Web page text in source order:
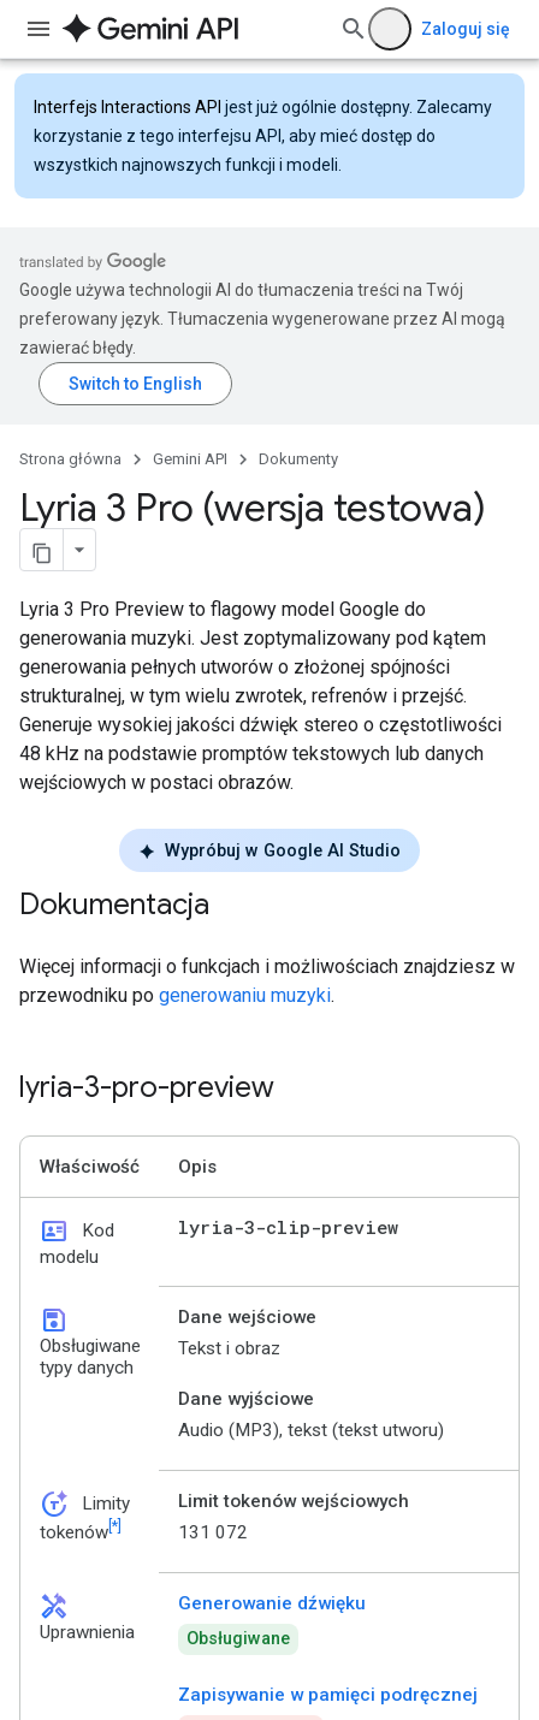
Zaloguj się
Interfejs Interactions API jest już ogólnie dostępny. Zalecamy
korzystanie z tego interfejsu API, aby mieć dostęp do
wszystkich najnowszych funkcji i modeli.
Google używa technologii AI do tłumaczenia treści na Twój
preferowany język. Tłumaczenia wygenerowane przez AI mogą
zawierać błędy.
Strona główna Gemini API Dokumenty
Lyria 3 Pro (wersja testowa)
Lyria 3 Pro Preview to flagowy model Google do
generowania muzyki. Jest zoptymalizowany pod kątem
generowania pełnych utworów o złożonej spójności
strukturalnej, w tym wielu zwrotek, refrenów i przejść.
Generuje wysokiej jakości dźwięk stereo o częstotliwości
48 kHz na podstawie promptów tekstowych lub danych
wejściowych w postaci obrazów.
Wypróbuj w Google AI Studio
Dokumentacja
Więcej informacji o funkcjach i możliwościach znajdziesz w
przewodniku po generowaniu muzyki.
lyria-3-pro-preview
Właściwość Opis
id_card
Kod
modelu
lyria-3-clip-preview
save
Obsługiwane
typy danych
Dane wejściowe
Tekst i obraz
Dane wyjściowe
Audio (MP3), tekst (tekst utworu)
token_auto
Limity
tokenów[*]
Limit tokenów wejściowych
131 072
handyman
Uprawnienia
Generowanie dźwięku
Obsługiwane
Zapisywanie w pamięci podręcznej